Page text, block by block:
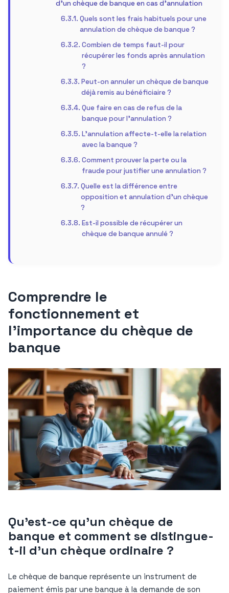
d’un chèque de banque en cas d’annulation
Quels sont les frais habituels pour une
annulation de chèque de banque ?
Combien de temps faut-il pour
récupérer les fonds après annulation
?
Peut-on annuler un chèque de banque
déjà remis au bénéficiaire ?
Que faire en cas de refus de la
banque pour l’annulation ?
L’annulation affecte-t-elle la relation
avec la banque ?
Comment prouver la perte ou la
fraude pour justifier une annulation ?
Quelle est la différence entre
opposition et annulation d’un chèque
?
Est-il possible de récupérer un
chèque de banque annulé ?
Comprendre le
fonctionnement et
l’importance du chèque de
banque
Qu’est-ce qu’un chèque de
banque et comment se distingue-
t-il d’un chèque ordinaire ?
Le chèque de banque représente un instrument de
paiement émis par une banque à la demande de son